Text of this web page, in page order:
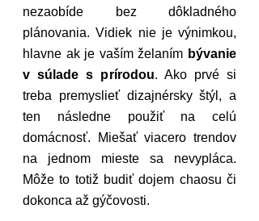
nezaobíde bez dôkladného
plánovania. Vidiek nie je výnimkou,
hlavne ak je vaším želaním bývanie
v súlade s prírodou. Ako prvé si
treba premyslieť dizajnérsky štýl, a
ten následne použiť na celú
domácnosť. Miešať viacero trendov
na jednom mieste sa nevypláca.
Môže to totiž budiť dojem chaosu či
dokonca až gýčovosti.